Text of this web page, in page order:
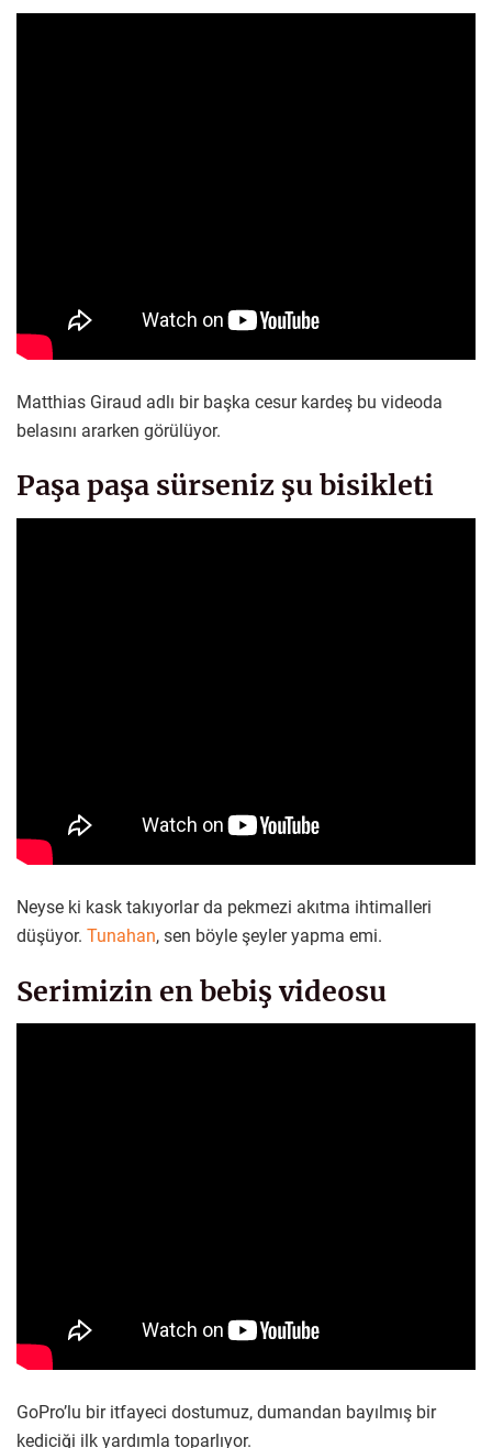
Matthias Giraud adlı bir başka cesur kardeş bu videoda
belasını ararken görülüyor.
Paşa paşa sürseniz şu bisikleti
Neyse ki kask takıyorlar da pekmezi akıtma ihtimalleri
düşüyor. Tunahan, sen böyle şeyler yapma emi.
Serimizin en bebiş videosu
GoPro’lu bir itfayeci dostumuz, dumandan bayılmış bir
kediciği ilk yardımla toparlıyor.